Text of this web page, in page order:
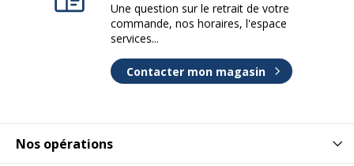
Nos opérations
Une question sur le retrait de votre
commande, nos horaires, l'espace
services...
Contacter mon magasin